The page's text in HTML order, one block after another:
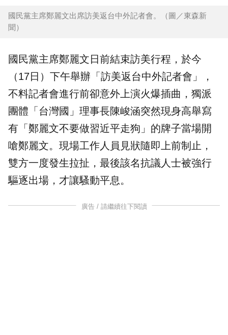
國民黨主席鄭麗文出席訪美返台中外記者會。（圖／東森新
聞）
國民黨主席鄭麗文 日前結束訪美行程，於今
（17日）下午舉辦「訪美返台中外記者會 」，
不料記者會進行前卻意外上演火爆插曲，獨派
團體「 台灣國 」理事長陳峻涵突然現身高舉寫
有「鄭麗文不要做習近平走狗」的牌子當場開
嗆鄭麗文。現場工作人員見狀隨即上前制止，
雙方一度發生拉扯，最後該名抗議人士被強行
驅逐出場，才讓騷動平息。
廣告 / 請繼續往下閱讀